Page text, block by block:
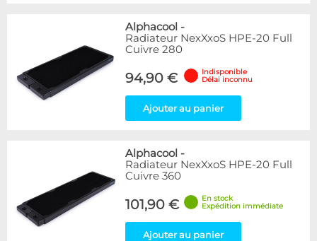
Alphacool -
Radiateur NexXxoS HPE-20 Full
Cuivre 280
94,90 €
Indisponible
Délai inconnu
Ajouter au panier
Alphacool -
Radiateur NexXxoS HPE-20 Full
Cuivre 360
101,90 €
En stock
Expédition immédiate
Ajouter au panier